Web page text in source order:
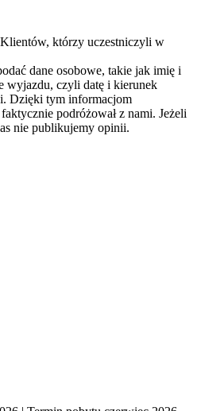
którzy uczestniczyli w
dane osobowe, takie jak imię i
wyjazdu, czyli datę i kierunek
Dzięki tym informacjom
podróżował z nami. Jeżeli
nie publikujemy opinii.